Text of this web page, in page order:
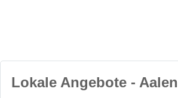
Lokale Angebote - Aalen